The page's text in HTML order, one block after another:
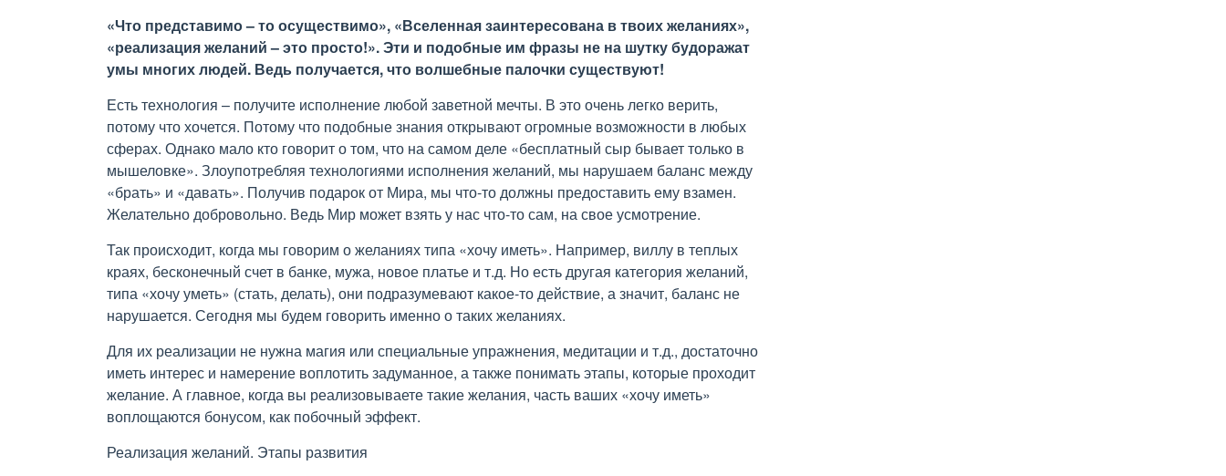
«Что представимо – то осуществимо», «Вселенная заинтересована в твоих желаниях»,
«реализация желаний – это просто!». Эти и подобные им фразы не на шутку будоражат
умы многих людей. Ведь получается, что волшебные палочки существуют!
Есть технология – получите исполнение любой заветной мечты. В это очень легко верить,
потому что хочется. Потому что подобные знания открывают огромные возможности в любых
сферах. Однако мало кто говорит о том, что на самом деле «бесплатный сыр бывает только в
мышеловке». Злоупотребляя технологиями исполнения желаний, мы нарушаем баланс между
«брать» и «давать». Получив подарок от Мира, мы что-то должны предоставить ему взамен.
Желательно добровольно. Ведь Мир может взять у нас что-то сам, на свое усмотрение.
Так происходит, когда мы говорим о желаниях типа «хочу иметь». Например, виллу в теплых
краях, бесконечный счет в банке, мужа, новое платье и т.д. Но есть другая категория желаний,
типа «хочу уметь» (стать, делать), они подразумевают какое-то действие, а значит, баланс не
нарушается. Сегодня мы будем говорить именно о таких желаниях.
Для их реализации не нужна магия или специальные упражнения, медитации и т.д., достаточно
иметь интерес и намерение воплотить задуманное, а также понимать этапы, которые проходит
желание. А главное, когда вы реализовываете такие желания, часть ваших «хочу иметь»
воплощаются бонусом, как побочный эффект.
Реализация желаний. Этапы развития